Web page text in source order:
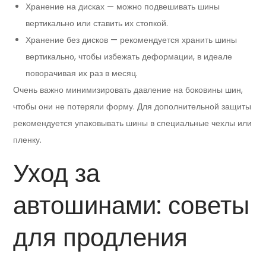
Хранение на дисках — можно подвешивать шины
вертикально или ставить их стопкой.
Хранение без дисков — рекомендуется хранить шины
вертикально, чтобы избежать деформации, в идеале
поворачивая их раз в месяц.
Очень важно минимизировать давление на боковины шин,
чтобы они не потеряли форму. Для дополнительной защиты
рекомендуется упаковывать шины в специальные чехлы или
пленку.
Уход за
автошинами: советы
для продления